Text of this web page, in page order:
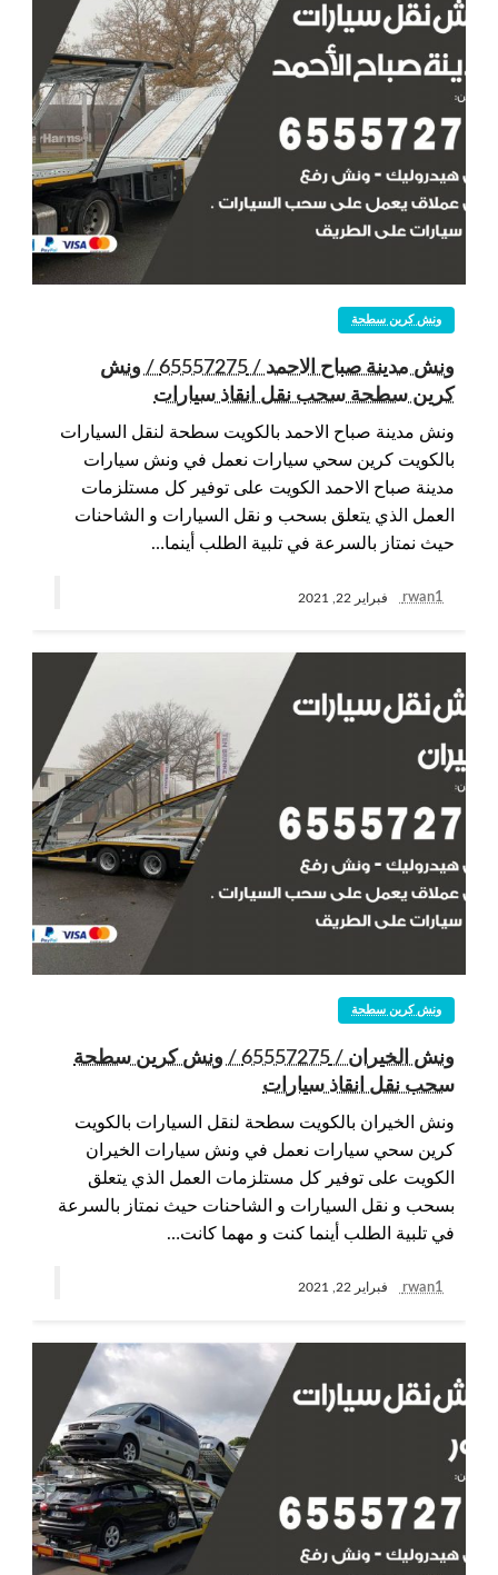
ونش كرين سطحة
ونش مدينة صباح الاحمد / 65557275 / ونش
كرين سطحة سحب نقل انقاذ سيارات
ونش مدينة صباح الاحمد بالكويت سطحة لنقل السيارات
بالكويت كرين سحي سيارات نعمل في ونش سيارات
مدينة صباح الاحمد الكويت على توفير كل مستلزمات
العمل الذي يتعلق بسحب و نقل السيارات و الشاحنات
حيث نمتاز بالسرعة في تلبية الطلب أينما…
rwan1 فبراير 22, 2021
ونش كرين سطحة
ونش الخيران / 65557275 / ونش كرين سطحة
سحب نقل انقاذ سيارات
ونش الخيران بالكويت سطحة لنقل السيارات بالكويت
كرين سحي سيارات نعمل في ونش سيارات الخيران
الكويت على توفير كل مستلزمات العمل الذي يتعلق
بسحب و نقل السيارات و الشاحنات حيث نمتاز بالسرعة
في تلبية الطلب أينما كنت و مهما كانت…
rwan1 فبراير 22, 2021